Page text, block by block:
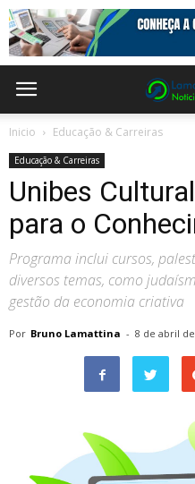
Inicio Educação & Carreiras
Educação & Carreiras
Unibes
para o
Programa inclui cursos,
diversos temas, como
gestão da economia criativa
Por Bruno Lamattina - 8 de abril de